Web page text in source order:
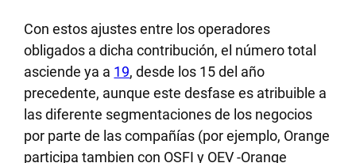
Con estos ajustes entre los operadores
obligados a dicha contribución, el número total
asciende ya a 19, desde los 15 del año
precedente, aunque este desfase es atribuible a
las diferente segmentaciones de los negocios
por parte de las compañías (por ejemplo, Orange
participa tambien con OSFI y OEV -Orange